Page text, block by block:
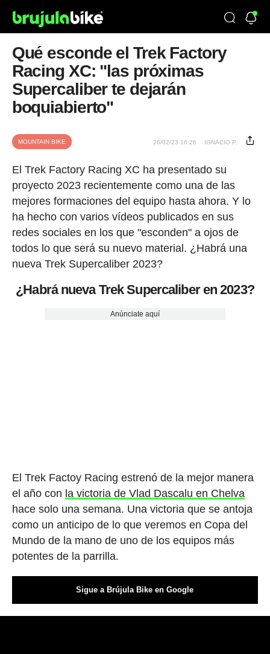
Qué esconde el Trek Factory
Racing XC: "las próximas
Supercaliber te dejarán
boquiabierto"
MOUNTAIN BIKE 26/02/23 16:26 IGNACIO P.
El Trek Factory Racing XC ha presentado su
proyecto 2023 recientemente como una de las
mejores formaciones del equipo hasta ahora. Y lo
ha hecho con varios vídeos publicados en sus
redes sociales en los que "esconden" a ojos de
todos lo que será su nuevo material. ¿Habrá una
nueva Trek Supercaliber 2023?
¿Habrá nueva Trek Supercaliber en 2023?
Anúnciate aquí
El Trek Factoy Racing estrenó de la mejor manera
el año con la victoria de Vlad Dascalu en Chelva
hace solo una semana. Una victoria que se antoja
como un anticipo de lo que veremos en Copa del
Mundo de la mano de uno de los equipos más
potentes de la parrilla.
Sigue a Brújula Bike en Google